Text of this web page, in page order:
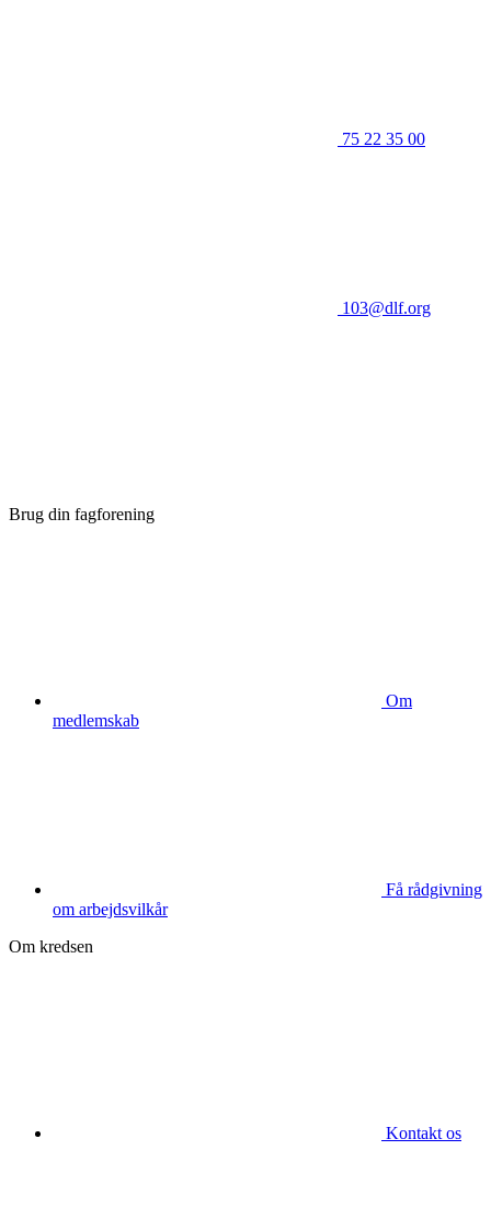
75 22 35 00
103@dlf.org
Brug din fagforening
Om
medlemskab
Få rådgivning
om arbejdsvilkår
Om kredsen
Kontakt os